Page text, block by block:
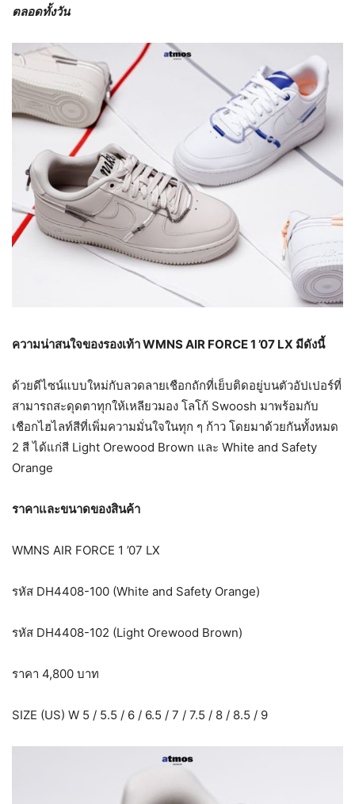
ตลอดทั้งวัน
ความน่าสนใจของรองเท้าWMNS AIR FORCE 1 ’07 LX มีดังนี้
ด้วยดีไซน์แบบใหม่กับลวดลายเชือกถักที่เย็บติดอยู่บนตัวอัปเปอร์ที่
สามารถสะดุดตาทุกให้เหลียวมอง โลโก้ Swoosh มาพร้อมกับ
เชือกไฮไลท์สีที่เพิ่มความมั่นใจในทุก ๆ ก้าว โดยมาด้วยกันทั้งหมด
2 สี ได้แก่สี Light Orewood Brown และ White and Safety
Orange
ราคาและขนาดของสินค้า
WMNS AIR FORCE 1 ’07 LX
รหัส DH4408-100 (White and Safety Orange)
รหัส DH4408-102 (Light Orewood Brown)
ราคา 4,800 บาท
SIZE (US) W 5 / 5.5 / 6 / 6.5 / 7 / 7.5 / 8 / 8.5 / 9